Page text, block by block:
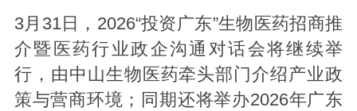
3月31日，2026“投资广东”生物医药招商推
介暨医药行业政企沟通对话会将继续举
行，由中山生物医药牵头部门介绍产业政
策与营商环境；同期还将举办2026年广东